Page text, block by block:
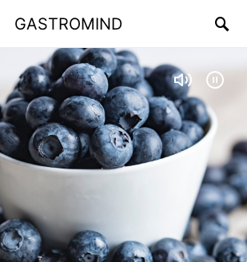
GASTROMIND